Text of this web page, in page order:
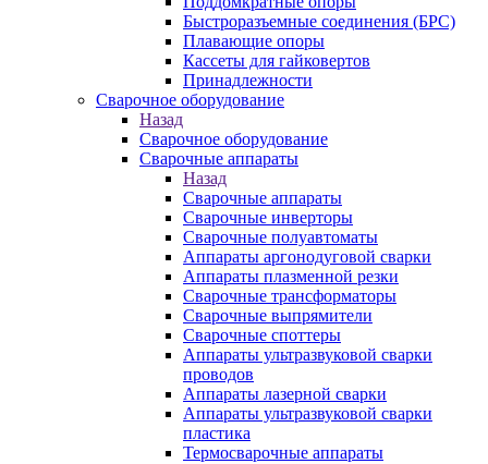
Быстроразъемные соединения (БРС)
Плавающие опоры
Кассеты для гайковертов
Принадлежности
Сварочное оборудование
Назад
Сварочное оборудование
Сварочные аппараты
Назад
Сварочные аппараты
Сварочные инверторы
Сварочные полуавтоматы
Аппараты аргонодуговой сварки
Аппараты плазменной резки
Сварочные трансформаторы
Сварочные выпрямители
Сварочные споттеры
Аппараты ультразвуковой сварки
проводов
Аппараты лазерной сварки
Аппараты ультразвуковой сварки
пластика
Термосварочные аппараты